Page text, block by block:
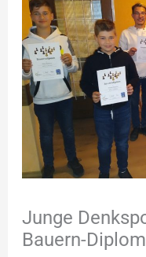
Junge
Bauern-Diplom